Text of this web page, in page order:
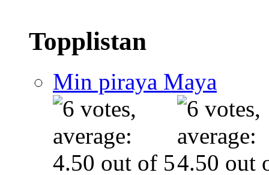
Topplistan
Min piraya Maya